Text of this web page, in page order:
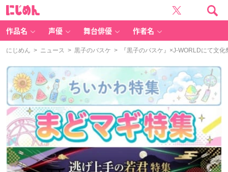
作品名 声優 舞台俳優 作者名
にじめん > ニュース > 黒子のバスケ > 『黒子のバスケ』×J-WORLDにて文